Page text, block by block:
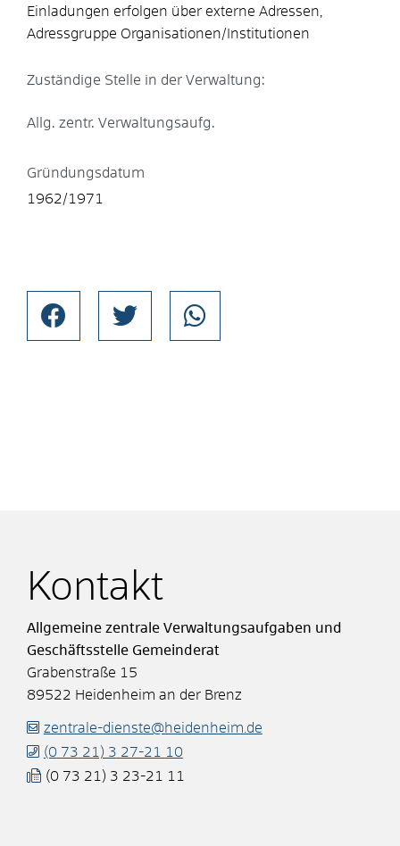
Einladungen erfolgen über externe Adressen,
Adressgruppe Organisationen/Institutionen
Zuständige Stelle in der Verwaltung:
Allg. zentr. Verwaltungsaufg.
Gründungsdatum
1962/1971
Kontakt
Allgemeine zentrale Verwaltungsaufgaben und
Geschäftsstelle Gemeinderat
Grabenstraße 15
89522 Heidenheim an der Brenz
zentrale-dienste@heidenheim.de
(0 73 21) 3 27-21
10
(0 73 21) 3 23-21 11